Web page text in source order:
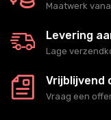
Maatwerk
Levering
Lage
Vrijblijvend
Vraag een